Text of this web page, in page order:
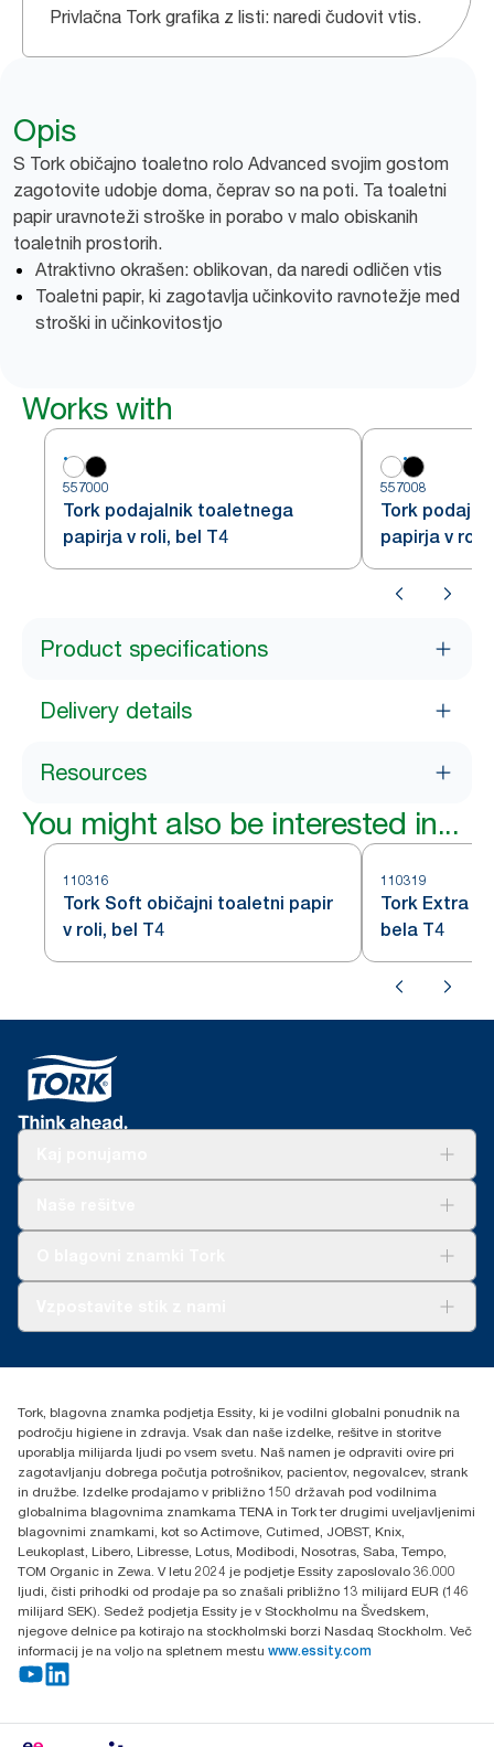
Privlačna Tork grafika z listi: naredi čudovit vtis.
Opis
S Tork običajno toaletno rolo Advanced svojim gostom
zagotovite udobje doma, čeprav so na poti. Ta toaletni
papir uravnoteži stroške in porabo v malo obiskanih
toaletnih prostorih.
Atraktivno okrašen: oblikovan, da naredi odličen vtis
Toaletni papir, ki zagotavlja učinkovito ravnotežje med
stroški in učinkovitostjo
Works with
557000
Tork podajalnik toaletnega
papirja v roli, bel T4
557008
Tork
papirja v roli,
Product specifications
Delivery details
Resources
You might also be interested in...
110316
Tork Soft običajni toaletni papir
v roli, bel T4
110319
Tork Extra
bela T4
Essity Hungary Kft. Professional Hygiene
Budakeszi út 51.
Tork, blagovna znamka podjetja Essity, ki je vodilni globalni ponudnik na
področju higiene in zdravja. Vsak dan naše izdelke, rešitve in storitve
uporablja milijarda ljudi po vsem svetu. Naš namen je odpraviti ovire pri
zagotavljanju dobrega počutja potrošnikov, pacientov, negovalcev, strank
in družbe. Izdelke prodajamo v približno 150 državah pod vodilnima
globalnima blagovnima znamkama TENA in Tork ter drugimi uveljavljenimi
blagovnimi znamkami, kot so Actimove, Cutimed, JOBST, Knix,
Leukoplast, Libero, Libresse, Lotus, Modibodi, Nosotras, Saba, Tempo,
TOM Organic in Zewa. V letu 2024 je podjetje Essity zaposlovalo 36.000
ljudi, čisti prihodki od prodaje pa so znašali približno 13 milijard EUR (146
milijard SEK). Sedež podjetja Essity je v Stockholmu na Švedskem,
njegove delnice pa kotirajo na stockholmski borzi Nasdaq Stockholm. Več
informacij je na voljo na spletnem mestu www.essity.com